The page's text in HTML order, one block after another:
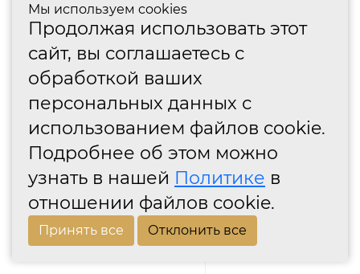
Мы используем cookies
Продолжая использовать этот
сайт, вы соглашаетесь с
обработкой ваших
персональных данных с
использованием файлов cookie.
Подробнее об этом можно
узнать в нашей Политике в
отношении файлов cookie.
Принять все Отклонить все